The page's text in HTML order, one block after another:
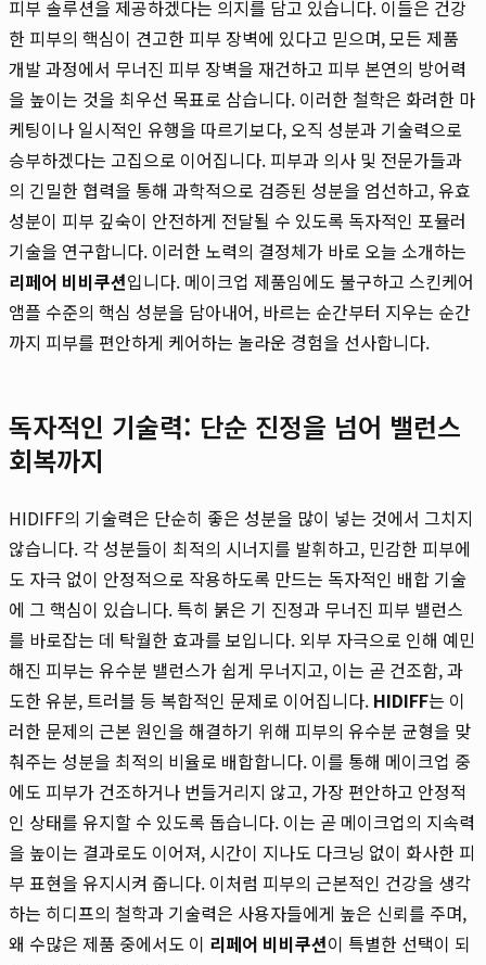
피부 솔루션을 제공하겠다는 의지를 담고 있습니다. 이들은 건강
한 피부의 핵심이 견고한 피부 장벽에 있다고 믿으며, 모든 제품
개발 과정에서 무너진 피부 장벽을 재건하고 피부 본연의 방어력
을 높이는 것을 최우선 목표로 삼습니다. 이러한 철학은 화려한 마
케팅이나 일시적인 유행을 따르기보다, 오직 성분과 기술력으로
승부하겠다는 고집으로 이어집니다. 피부과 의사 및 전문가들과
의 긴밀한 협력을 통해 과학적으로 검증된 성분을 엄선하고, 유효
성분이 피부 깊숙이 안전하게 전달될 수 있도록 독자적인 포뮬러
기술을 연구합니다. 이러한 노력의 결정체가 바로 오늘 소개하는
리페어 비비쿠션입니다. 메이크업 제품임에도 불구하고 스킨케어
앰플 수준의 핵심 성분을 담아내어, 바르는 순간부터 지우는 순간
까지 피부를 편안하게 케어하는 놀라운 경험을 선사합니다.
독자적인 기술력: 단순 진정을 넘어 밸런스
회복까지
HIDIFF의 기술력은 단순히 좋은 성분을 많이 넣는 것에서 그치지
않습니다. 각 성분들이 최적의 시너지를 발휘하고, 민감한 피부에
도 자극 없이 안정적으로 작용하도록 만드는 독자적인 배합 기술
에 그 핵심이 있습니다. 특히 붉은 기 진정과 무너진 피부 밸런스
를 바로잡는 데 탁월한 효과를 보입니다. 외부 자극으로 인해 예민
해진 피부는 유수분 밸런스가 쉽게 무너지고, 이는 곧 건조함, 과
도한 유분, 트러블 등 복합적인 문제로 이어집니다. HIDIFF는 이
러한 문제의 근본 원인을 해결하기 위해 피부의 유수분 균형을 맞
춰주는 성분을 최적의 비율로 배합합니다. 이를 통해 메이크업 중
에도 피부가 건조하거나 번들거리지 않고, 가장 편안하고 안정적
인 상태를 유지할 수 있도록 돕습니다. 이는 곧 메이크업의 지속력
을 높이는 결과로도 이어져, 시간이 지나도 다크닝 없이 화사한 피
부 표현을 유지시켜 줍니다. 이처럼 피부의 근본적인 건강을 생각
하는 히디프의 철학과 기술력은 사용자들에게 높은 신뢰를 주며,
왜 수많은 제품 중에서도 이 리페어 비비쿠션이 특별한 선택이 되